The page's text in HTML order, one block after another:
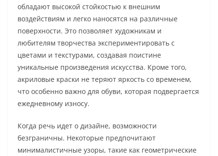
обладают высокой стойкостью к внешним
воздействиям и легко наносятся на различные
поверхности. Это позволяет художникам и
любителям творчества экспериментировать с
цветами и текстурами, создавая поистине
уникальные произведения искусства. Кроме того,
акриловые краски не теряют яркость со временем,
что особенно важно для обуви, которая подвергается
ежедневному износу.
Когда речь идет о дизайне, возможности
безграничны. Некоторые предпочитают
минималистичные узоры, такие как геометрические